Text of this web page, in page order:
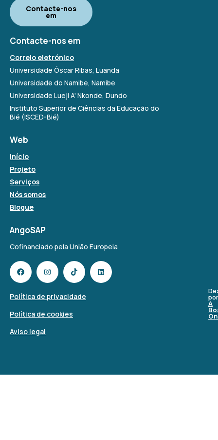
Contacte-nos
em
Contacte-nos em
Correio eletrónico
Universidade Óscar Ribas, Luanda
Universidade do Namibe, Namibe
Universidade Lueji A' Nkonde, Dundo
Instituto Superior de Ciências da Educação do
Bié (ISCED-Bié)
Web
Início
Projeto
Serviços
Nós somos
Blogue
AngoSAP
Cofinanciado pela União Europeia
Política de privacidade
Política de cookies
Aviso legal
por
A